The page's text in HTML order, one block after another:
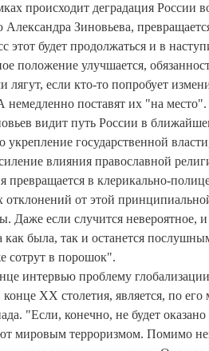
происходит деградация России
Зиновьева,
этот будет продолжаться и в
положение улучшается,
лягут, если кто-то попробует
поставят их "на место".
видит путь России в
государственной
влияния православной
в клерикально-
от этой
Даже если случится невероятное,
как была, так и останется
сотрут в порошок".
интервью проблему
конце XX столетия, является, по
"Если, конечно, не будет
мировым терроризмом. Помимо